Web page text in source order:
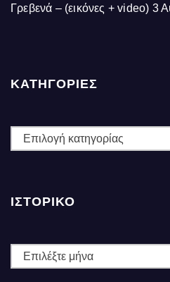
Γρεβενά – (εικόνες + video) 3
ΚΑΤΗΓΟΡΙΕΣ
ΚΑΤΗΓΟΡΙΕΣ
ΙΣΤΟΡΙΚΌ
Ιστορικό